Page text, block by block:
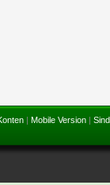
| Mobile Version |